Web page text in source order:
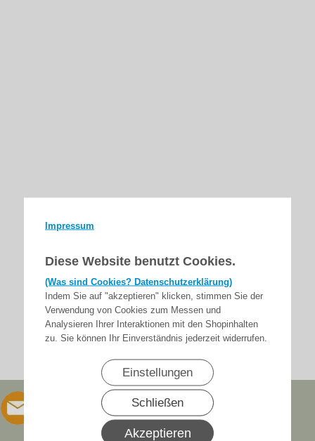
Impressum
Diese Website benutzt Cookies.
(Was sind Cookies? Datenschutzerklärung)
Indem Sie auf "akzeptieren" klicken, stimmen Sie der
Verwendung von Cookies zum Messen und
Analysieren Ihrer Interaktionen mit den Shopinhalten
zu. Sie können Ihr Einverständnis jederzeit widerrufen.
Einstellungen
Schließen
Akzeptieren